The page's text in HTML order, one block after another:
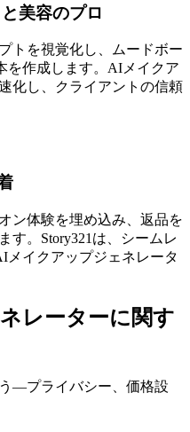
美容のプロ
トを視覚化し、ムードボー
を作成します。AIメイクア
化し、クライアントの信頼
ン体験を埋め込み、返品を
す。Story321は、シームレ
メイクアップジェネレータ
レーターに関す
—プライバシー、価格設